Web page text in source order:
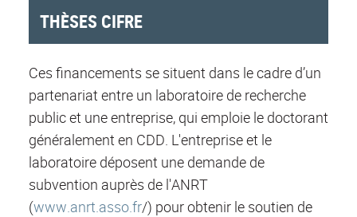
THÈSES CIFRE
Ces financements se situent dans le cadre d’un
partenariat entre un laboratoire de recherche
public et une entreprise, qui emploie le doctorant
généralement en CDD. L'entreprise et le
laboratoire déposent une demande de
subvention auprès de l'ANRT
(www.anrt.asso.fr/) pour obtenir le soutien de